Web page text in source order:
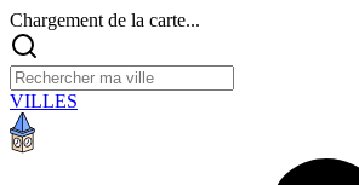
Chargement de la carte...
VILLES